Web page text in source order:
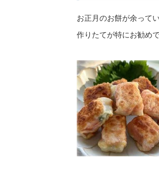
お正月のお餅が余って
作りたてが特にお勧めで